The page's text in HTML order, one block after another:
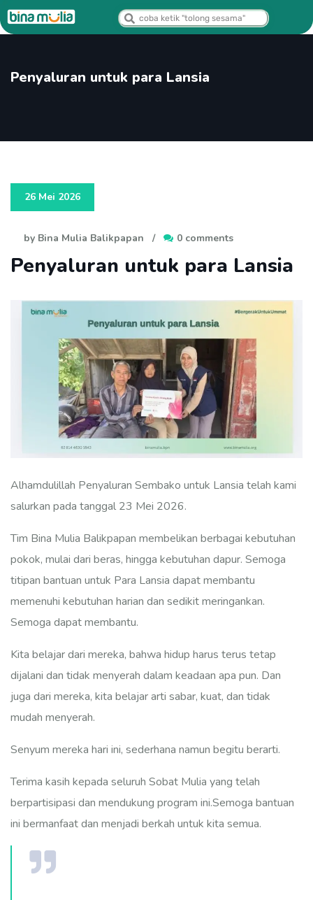
Penyaluran untuk para Lansia
26 Mei 2026
by Bina Mulia Balikpapan / 0 comments
Penyaluran untuk para Lansia
Alhamdulillah Penyaluran Sembako untuk Lansia telah kami
salurkan pada tanggal 23 Mei 2026.
Tim Bina Mulia Balikpapan membelikan berbagai kebutuhan
pokok, mulai dari beras, hingga kebutuhan dapur. Semoga
titipan bantuan untuk Para Lansia dapat membantu
memenuhi kebutuhan harian dan sedikit meringankan.
Semoga dapat membantu.
Kita belajar dari mereka, bahwa hidup harus terus tetap
dijalani dan tidak menyerah dalam keadaan apa pun. Dan
juga dari mereka, kita belajar arti sabar, kuat, dan tidak
mudah menyerah.
Senyum mereka hari ini, sederhana namun begitu berarti.
Terima kasih kepada seluruh Sobat Mulia yang telah
berpartisipasi dan mendukung program ini.Semoga bantuan
ini bermanfaat dan menjadi berkah untuk kita semua.